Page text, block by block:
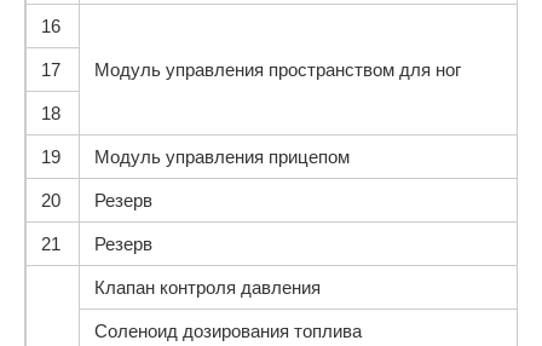
16
Модуль управления пространством для ног
17
18
19 Модуль управления прицепом
20 Резерв
21 Резерв
Клапан контроля давления
Соленоид дозирования топлива